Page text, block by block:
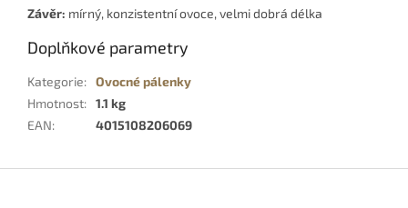
Závěr: mírný, konzistentní ovoce, velmi dobrá délka
Doplňkové parametry
Kategorie: Ovocné pálenky
Hmotnost: 1.1 kg
EAN: 4015108206069